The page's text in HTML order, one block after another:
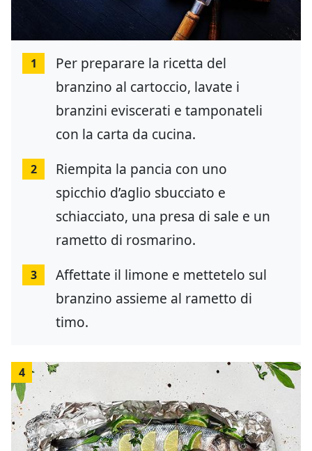
1
Per preparare la ricetta del
branzino al cartoccio, lavate i
branzini eviscerati e tamponateli
con la carta da cucina.
2
Riempita la pancia con uno
spicchio d’aglio sbucciato e
schiacciato, una presa di sale e un
rametto di rosmarino.
3
Affettate il limone e mettetelo sul
branzino assieme al rametto di
timo.
4